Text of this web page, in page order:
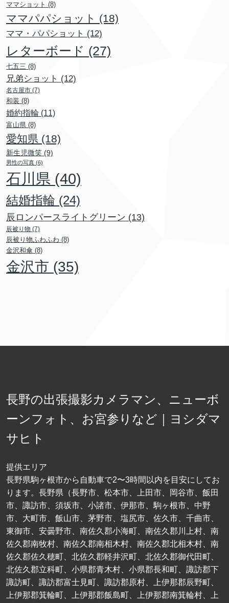
ママショット (8)
ママパパショット (18)
ママ・パパショット (12)
レターボード (27)
七五三 (8)
兄弟ショット (12)
名古屋市 (7)
和装 (8)
婚約指輪 (11)
富山県 (8)
愛知県 (18)
新生児微笑 (9)
男性の写真 (6)
石川県 (40)
結婚指輪 (24)
辰ロンパースライトグリーン (13)
辰被り物 (7)
辰被り物ふわふわ (8)
金沢和傘 (8)
金沢市 (35)
長野の出張撮影カメラマン、ニューボ
ーンフォト、お宮参りなど｜ヨシダマ
サヒト
提供エリア
長野県駒ヶ根市から自動車で2〜3時間以内を目安にしてお
ります。長野県（長野市、松本市、上田市、岡谷市、飯田
市、諏訪市、須坂市、小諸市、伊那市、駒ヶ根市、中野
市、大町市、飯山市、茅野市、塩尻市、佐久市、千曲市、
東御市、安曇野市、南佐久郡小海町、南佐久郡川上村、南
佐久郡南牧村、南佐久郡南相木村、南佐久郡北相木村、南
佐久郡佐久穂町、北佐久郡軽井沢町、北佐久郡御代田町、
北佐久郡立科町、小県郡青木村、小県郡長和町、諏訪郡下
諏訪町、諏訪郡富士見町、諏訪郡原村、上伊那郡辰野町、
上伊那郡箕輪町、上伊那郡飯島町、上伊那郡南箕輪村、上